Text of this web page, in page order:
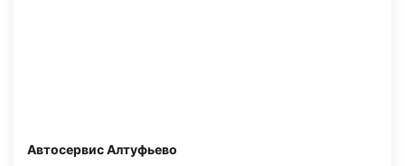
Автосервис Алтуфьево